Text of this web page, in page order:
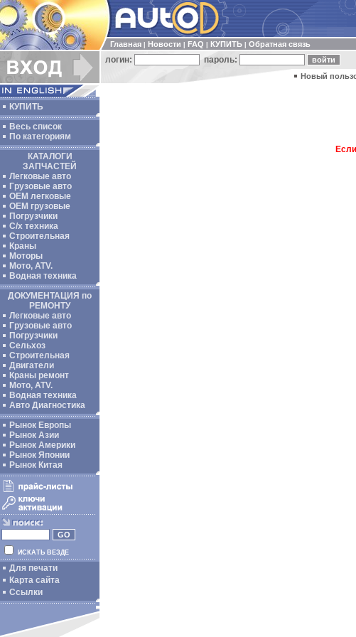
Главная Новости FAQ КУПИТЬ Обратная связь
логин: пароль:
Новый
КУПИТЬ
Весь список
По категориям
КАТАЛОГИ
ЗАПЧАСТЕЙ
Легковые авто
Грузовые авто
ОЕМ легковые
OEM грузовые
Погрузчики
С/х техника
Строительная
Краны
Моторы
Мото, ATV.
Водная техника
ДОКУМЕНТАЦИЯ по
РЕМОНТУ
Легковые авто
Грузовые авто
Погрузчики
Сельхоз
Строительная
Двигатели
Краны ремонт
Мото, ATV.
Водная техника
Авто Диагностика
Рынок Европы
Рынок Азии
Рынок Америки
Рынок Японии
Рынок Китая
ИСКАТЬ ВЕЗДЕ
Для печати
Карта сайта
Ссылки